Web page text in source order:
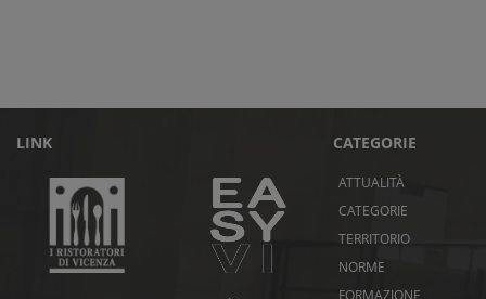
LINK CATEGORIE
ATTUALITÀ
CATEGORIE
TERRITORIO
NORME
FORMAZIONE